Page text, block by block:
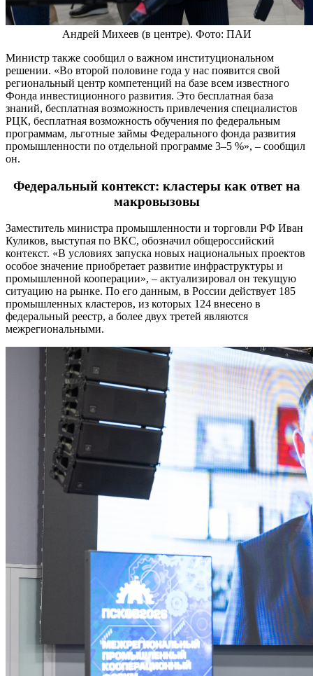
Андрей Михеев (в центре). Фото: ПАИ
Министр также сообщил о важном институциональном
решении. «Во второй половине года у нас появится свой
региональный центр компетенций на базе всем известного
Фонда инвестиционного развития. Это бесплатная база
знаний, бесплатная возможность привлечения специалистов
РЦК, бесплатная возможность обучения по федеральным
программам, льготные займы Федерального фонда развития
промышленности по отдельной программе 3–5 %», – сообщил
он.
Федеральный контекст: кластеры как ответ на
макровызовы
Заместитель министра промышленности и торговли РФ Иван
Куликов, выступая по ВКС, обозначил общероссийский
контекст. «В условиях запуска новых национальных проектов
особое значение приобретает развитие инфраструктуры и
промышленной кооперации», – актуализировал он текущую
ситуацию на рынке. По его данным, в России действует 185
промышленных кластеров, из которых 124 внесено в
федеральный реестр, а более двух третей являются
межрегиональными.